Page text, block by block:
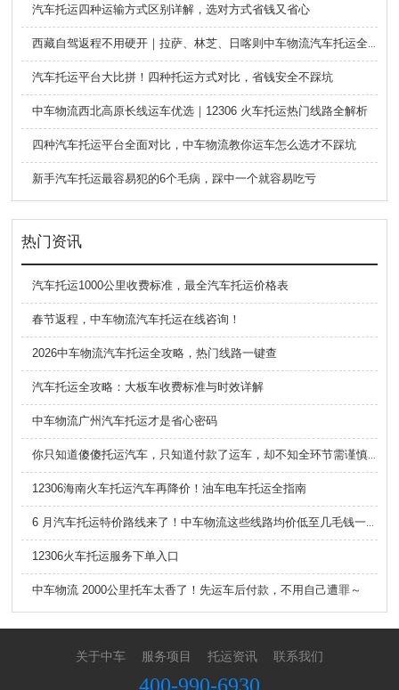
汽车托运四种运输方式区别详解，选对方式省钱又省心
西藏自驾返程不用硬开｜拉萨、林芝、日喀则中车物流汽车托运全指南
汽车托运平台大比拼！四种托运方式对比，省钱安全不踩坑
中车物流西北高原长线运车优选｜12306 火车托运热门线路全解析
四种汽车托运平台全面对比，中车物流教你运车怎么选才不踩坑
新手汽车托运最容易犯的6个毛病，踩中一个就容易吃亏
热门资讯
汽车托运1000公里收费标准，最全汽车托运价格表
春节返程，中车物流汽车托运在线咨询！
2026中车物流汽车托运全攻略，热门线路一键查
汽车托运全攻略：大板车收费标准与时效详解
中车物流广州汽车托运才是省心密码
你只知道傻傻托运汽车，只知道付款了运车，却不知全环节需谨慎！中车物流汽车托运禁忌大揭秘
12306海南火车托运汽车再降价！油车电车托运全指南
12306火车托运服务下单入口
中车物流 2000公里托车太香了！先运车后付款，不用自己遭罪～
关于中车 服务项目 托运资讯 联系我们